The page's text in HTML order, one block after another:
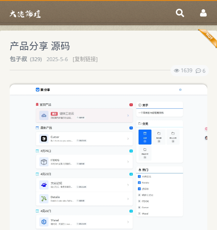
产品分享 源码
包子叔 (329) 2025-5-6
[复制链接]
1639
6